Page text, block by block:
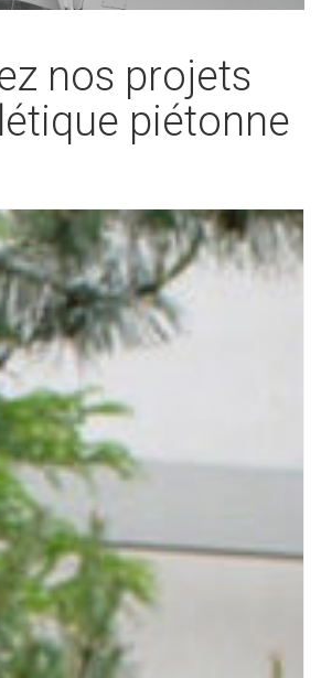
nos projets
piétonne